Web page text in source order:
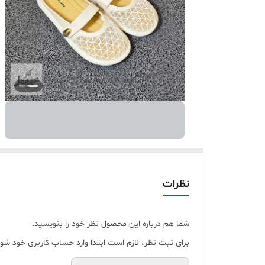
نظرات
شما هم درباره این محصول نظر خود را بنویسید.
برای ثبت نظر، لازم است ابتدا وارد حساب کاربری خود